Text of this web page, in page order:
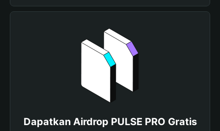
Dapatkan Airdrop PULSE PRO Gratis